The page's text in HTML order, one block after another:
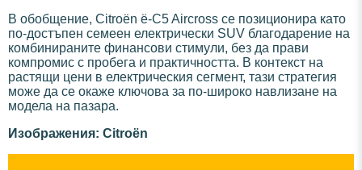
В обобщение, Citroën ë-C5 Aircross се позиционира като
по-достъпен семеен електрически SUV благодарение на
комбинираните финансови стимули, без да прави
компромис с пробега и практичността. В контекст на
растящи цени в електрическия сегмент, тази стратегия
може да се окаже ключова за по-широко навлизане на
модела на пазара.
Изображения: Citroën